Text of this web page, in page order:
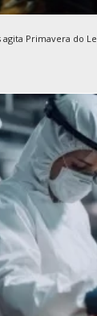
agita Primavera do